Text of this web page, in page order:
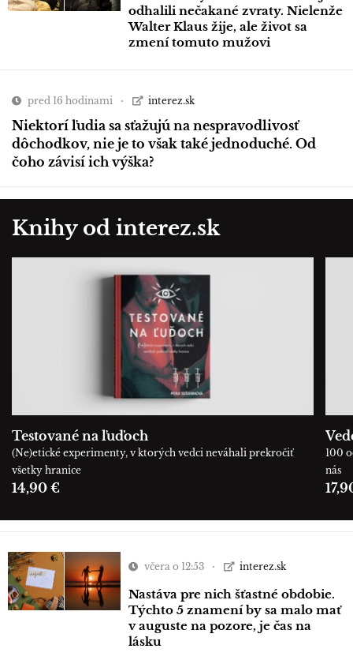
odhalili nečakané zvraty. Nielenže
Walter Klaus žije, ale život sa
zmení tomuto mužovi
pred 16 hodinami interez.sk
Niektorí ľudia sa sťažujú na nespravodlivosť
dôchodkov, nie je to však také jednoduché. Od
čoho závisí ich výška?
Knihy od interez.sk
Testované na ľuďoch
(Ne)etické experimenty, v ktorých vedci neváhali prekročiť
všetky hranice
14,90 €
100
nás
včera o 12:53 interez.sk
Nastáva pre nich šťastné obdobie.
Týchto 5 znamení by sa malo mať
v auguste na pozore, je čas na
lásku